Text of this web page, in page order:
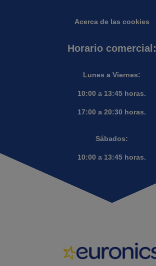
Acerca de las cookies
Horario comercial:
Lunes a Viernes:
10:00 a 13:45 horas.
17:00 a 20:30 horas.
Sábados:
10:00 a 13:45 horas.